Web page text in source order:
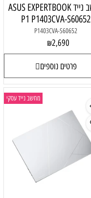
מחשב נייד ASUS EXPERTBOOK
P1 P1403CVA-S60652
P1403CVA-S60652
₪2,690
פרטים נוספים
מחשב נייד עסקי